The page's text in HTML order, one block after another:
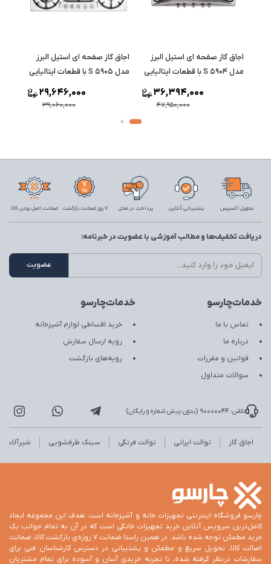
اجاق گاز صفحه ای استیل البرز
مدل S 5904 با قطعات ایتالیایی
47,950,000
36,394,000
اجاق گاز صفحه ای استیل البرز
مدل S 5905 با قطعات ایتالیایی
39,060,000
29,646,000
تحویل اکسپرس پشتیبانی آنلاین پرداخت در محل 7 روز ضمانت بازگشت ضمانت اصل بودن کالا
خدمات‌چارسو
تماس با ما
درباره ما
قوانین و مقررات
سوالات متداول
خدمات‌چارسو
خرید اقساطی لوازم آشپزخانه
رویه ارسال سفارش
رویه‌های بازگشت
دریافت تخفیف‌ها و مطالب آموزشی با عضویت در خبرنامه:
تلفن: 90000044 (بدون پیش شماره و رایگان)
اجاق گاز توالت ایرانی توالت فرنگی سینک ظرفشویی شیرآلات
چارسو فروشگاه اینترنتی تجهیزات خانه و آشپزخانه است. هدف این مجموعه ایجاد
کامل‌ترین سرویس آنلاین خرید تجهیزات خانگی است که در آن به تمام جوانب یک
خرید مطمئن توجه شده باشد. در همین راستا ضمانت 7 روزه‌ی بازگشت کالا، ضمانت
اصالت کالا، تحویل سریع و مطمئن و پشتیبانی در دسترس کارشناسان فنی برای
سفارشات درنظر گرفته شده، تا تجربه خریدی آسان و آسوده برای تمام مشتریان